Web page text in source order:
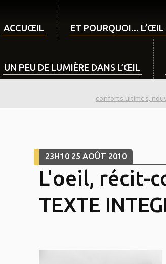
ACCUŒIL ET POURQUOI... L’ŒIL
UN PEU DE LUMIÈRE DANS L’ŒIL
conforts ultimes,
23H10 25 AOÛT 2010
L'oeil, récit-
TEXTE